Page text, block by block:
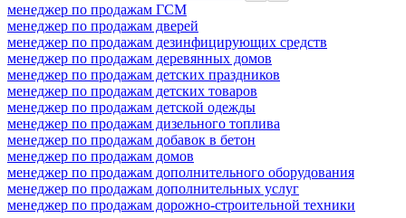
менеджер по продажам ГСМ
менеджер по продажам дверей
менеджер по продажам дезинфицирующих средств
менеджер по продажам деревянных домов
менеджер по продажам детских праздников
менеджер по продажам детских товаров
менеджер по продажам детской одежды
менеджер по продажам дизельного топлива
менеджер по продажам добавок в бетон
менеджер по продажам домов
менеджер по продажам дополнительного оборудования
менеджер по продажам дополнительных услуг
менеджер по продажам дорожно-строительной техники